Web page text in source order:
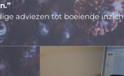
adviezen tot boeiende